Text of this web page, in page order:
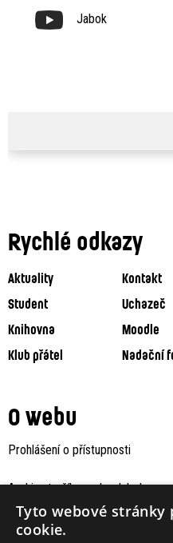
Jabok
Rychlé odkazy
Aktuality Kontakt
Student
Uchazeč
Knihovna
Moodle
Klub přátel
Nadační
O webu
Prohlášení o přístupnosti
Archiv staršího webu Jaboku
Tyto webové stránky
cookie.